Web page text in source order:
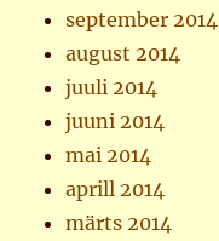
september 2014
august 2014
juuli 2014
juuni 2014
mai 2014
aprill 2014
märts 2014